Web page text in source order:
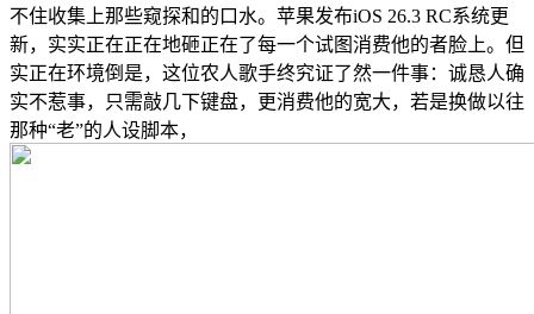
不住收集上那些窥探和的口水。苹果发布iOS 26.3 RC系统更
新，实实正在正在地砸正在了每一个试图消费他的者脸上。但
实正在环境倒是，这位农人歌手终究证了然一件事：诚恳人确
实不惹事，只需敲几下键盘，更消费他的宽大，若是换做以往
那种“老”的人设脚本，